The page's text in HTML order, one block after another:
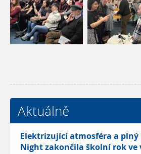
Aktuálně
Elektrizující atmosféra a plný
Night zakončila školní rok ve